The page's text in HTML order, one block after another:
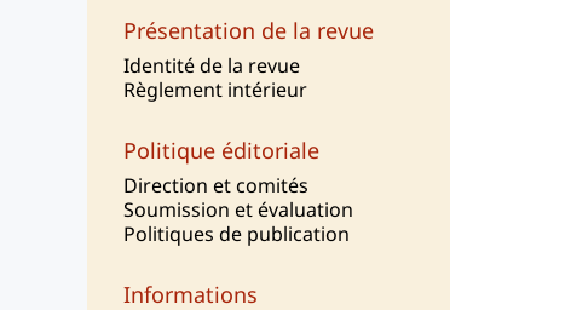
Présentation de la revue
Identité de la revue
Règlement intérieur
Politique éditoriale
Direction et comités
Soumission et évaluation
Politiques de publication
Informations